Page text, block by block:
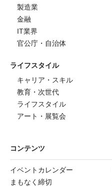
製造業
金融
IT業界
官公庁・自治体
ライフスタイル
キャリア・スキル
教育・次世代
ライフスタイル
アート・展覧会
コンテンツ
イベントカレンダー
まもなく締切